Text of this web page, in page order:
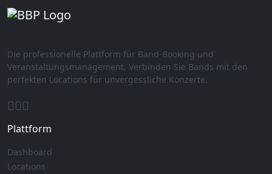
Die professionelle Plattform für Band-Booking und
Veranstaltungsmanagement. Verbinden Sie Bands mit den
perfekten Locations für unvergessliche Konzerte.
Plattform
Dashboard
Locations